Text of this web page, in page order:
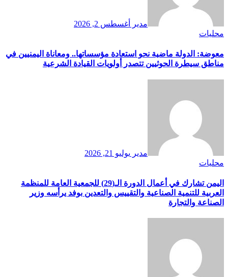
مدير
أغسطس 2, 2026
محليات
معوضة: الدولة ماضية نحو استعادة مؤسساتها.. ومعاناة اليمنيين في
مناطق سيطرة الحوثيين تتصدر أولويات القيادة الشرعية
مدير يوليو 21, 2026
محليات
اليمن تشارك في أعمال الدورة الـ(29) للجمعية العامة للمنظمة
العربية للتنمية الصناعية والتقييس والتعدين بوفد يرأسه وزير
الصناعة والتجارة